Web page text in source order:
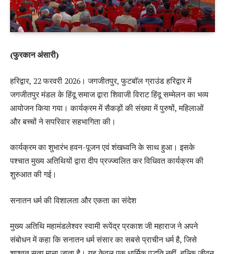
(फुरकान अंसारी)
हरिद्वार, 22 फरवरी 2026। जगजीतपुर, फुटबॉल ग्राउंड हरिद्वार में
जगजीतपुर मंडल के हिंदू समाज द्वारा शिवाजी विराट हिंदू सम्मेलन का भव्य
आयोजन किया गया। कार्यक्रम में सैकड़ों की संख्या में पुरुषों, महिलाओं
और बच्चों ने सपरिवार सहभागिता की।
कार्यक्रम का शुभारंभ हवन-पूजन एवं शंखध्वनि के साथ हुआ। इसके
पश्चात मुख्य अतिथियों द्वारा दीप प्रज्ज्वलित कर विधिवत कार्यक्रम की
शुरुआत की गई।
सनातन धर्म की विशालता और एकता का संदेश
मुख्य अतिथि महामंडलेश्वर स्वामी रूपेंद्र प्रकाश जी महाराज ने अपने
संबोधन में कहा कि सनातन धर्म संसार का सबसे प्राचीन धर्म है, जिसे